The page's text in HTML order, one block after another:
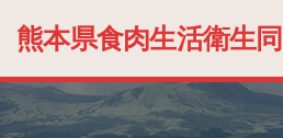
熊本県食肉生活衛生
ホーム